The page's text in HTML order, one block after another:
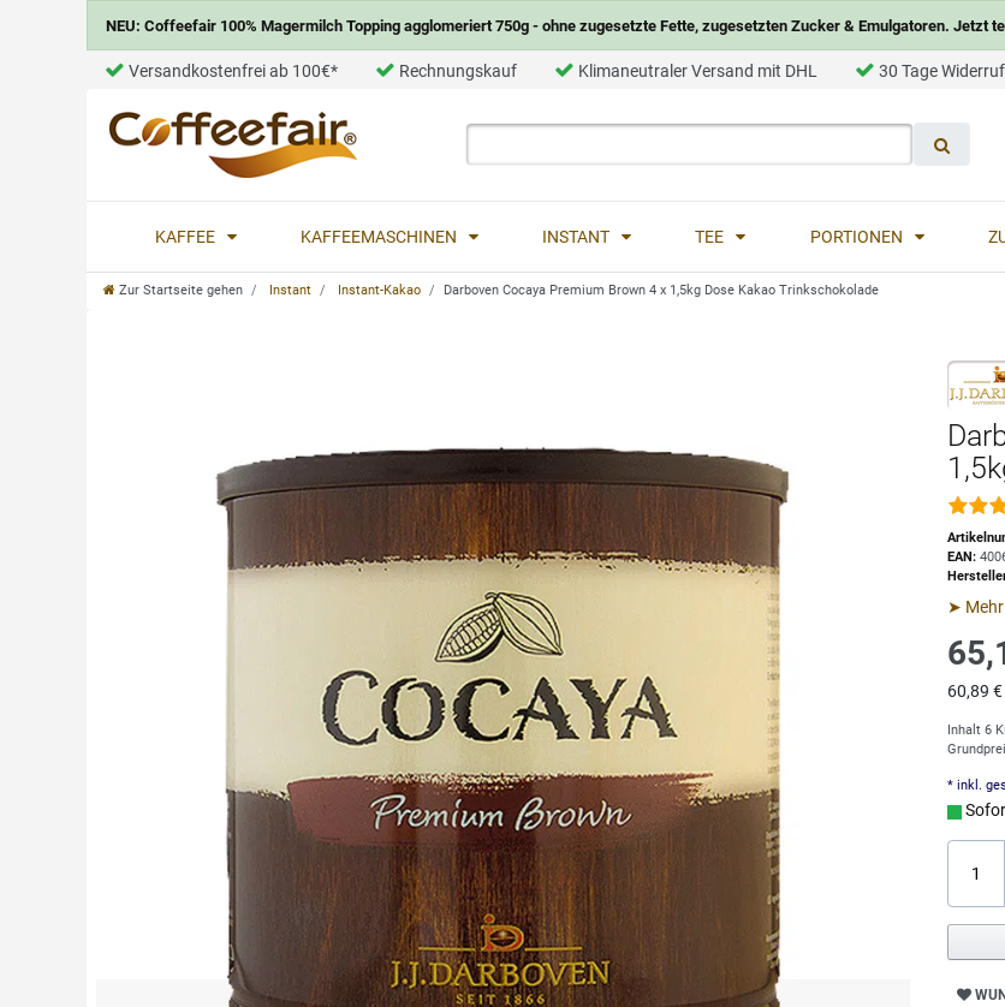
NEU: Coffeefair 100% Magermilch Topping agglomeriert 750g - ohne zugesetzte Fette, zugesetzten Zucker & Emulgatoren. Jetzt
Versandkostenfrei ab 100€* Rechnungskauf Klimaneutraler Versand mit DHL 30 Tage
KAFFEE KAFFEEMASCHINEN INSTANT TEE PORTIONEN
Zur Startseite gehen Instant Instant-Kakao Darboven Cocaya Premium Brown 4 x 1,5kg Dose Kakao Trinkschokolade
EAN:
➤ Mehr
60,89
Inhalt6
* inkl.